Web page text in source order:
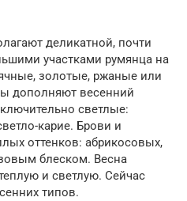
деликатной, почти
участками румянца на
золотые, ржаные или
дополняют весенний
светлые:
карие. Брови и
оттенков: абрикосовых,
блеском. Весна
и светлую. Сейчас
типов.